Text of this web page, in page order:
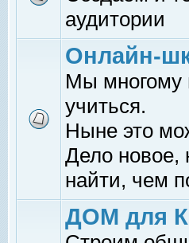
аудитории
Онлайн-
Мы многому
учиться.
Ныне это
Дело новое,
найти, чем
ДОМ для